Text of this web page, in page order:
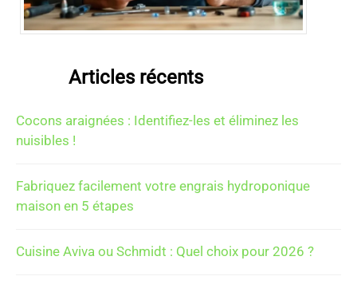
Articles récents
Cocons araignées : Identifiez-les et éliminez les
nuisibles !
Fabriquez facilement votre engrais hydroponique
maison en 5 étapes
Cuisine Aviva ou Schmidt : Quel choix pour 2026 ?